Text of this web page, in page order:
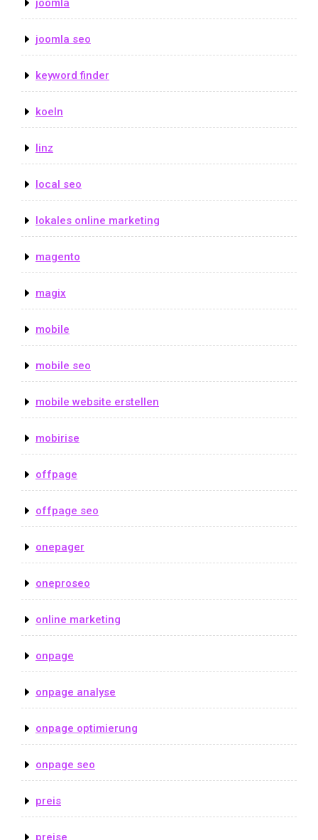
joomla seo
keyword finder
koeln
linz
local seo
lokales online marketing
magento
magix
mobile
mobile seo
mobile website erstellen
mobirise
offpage
offpage seo
onepager
oneproseo
online marketing
onpage
onpage analyse
onpage optimierung
onpage seo
preis
preise